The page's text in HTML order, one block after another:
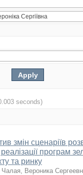
seconds)
змін сценаріїв
програм
та ринку
Чалая, Вероника